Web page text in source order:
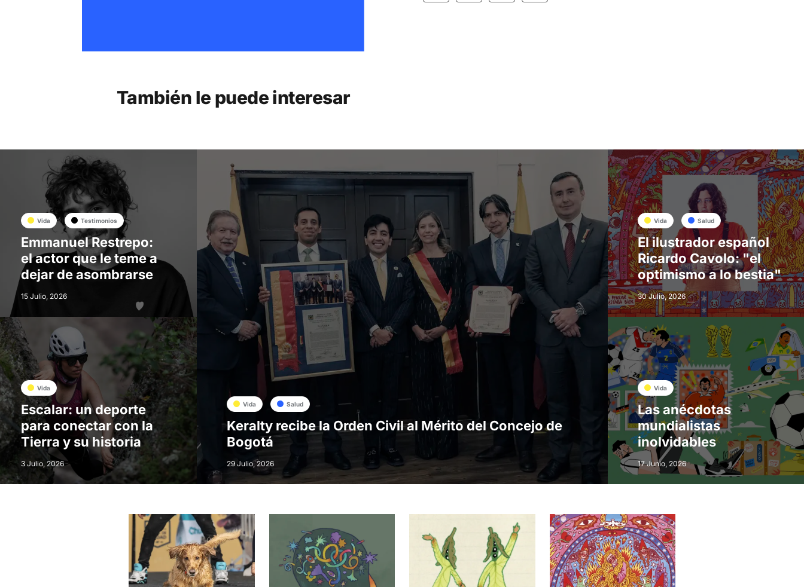
También le puede interesar
Vida Testimonios
Emmanuel Restrepo:
el actor que le teme a
dejar de asombrarse
15 Julio, 2026
Vida
Escalar: un deporte
para conectar con la
Tierra y su historia
3 Julio, 2026
Vida Salud
Keralty recibe la Orden Civil al Mérito del Concejo de
Bogotá
29 Julio, 2026
Vida Salud
El ilustrador español
Ricardo Cavolo: "el
optimismo a lo bestia"
30 Julio, 2026
Vida
Las anécdotas
mundialistas
inolvidables
17 Junio, 2026